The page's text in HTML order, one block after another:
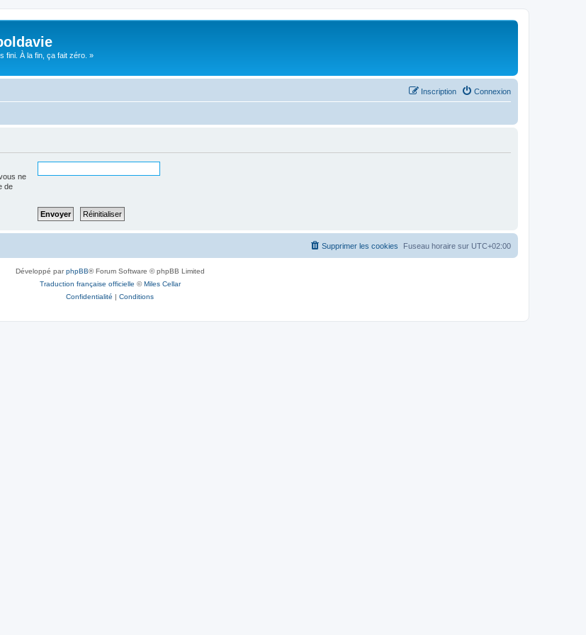
fini. À la fin, ça fait zéro. »
Connexion
Inscription
ne
de
Fuseau horaire sur UTC+02:00
Supprimer les cookies
Développé parphpBB® Forum Software © phpBB Limited
Traduction française officielle ©Miles Cellar
Confidentialité | Conditions